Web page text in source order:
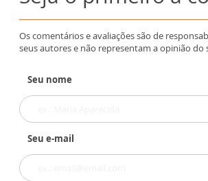
Os comentários e avaliações são de
seus autores e não representam a opinião do
Seu nome
Seu e-mail